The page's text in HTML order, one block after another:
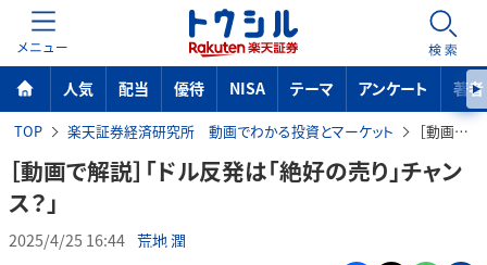
MENU 検索
人気 配当 優待 NISA テーマ アンケート 著者
TOP 楽天証券経済研究所 動画でわかる投資とマーケット ［動画で解説］「ドル反発は「絶好の売り」チャンス？」
［動画で解説］「ドル反発は「絶好の売り」チャン
ス？」
2025/4/25 16:44 荒地 潤